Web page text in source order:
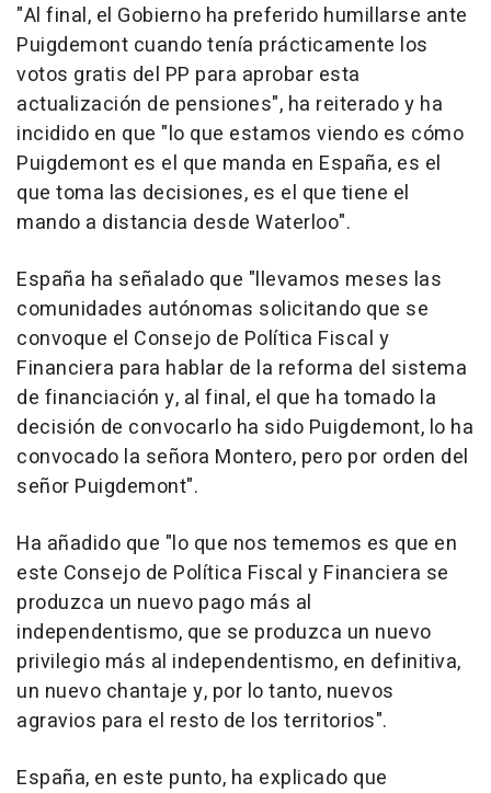
"Al final, el Gobierno ha preferido humillarse ante
Puigdemont cuando tenía prácticamente los
votos gratis del PP para aprobar esta
actualización de pensiones", ha reiterado y ha
incidido en que "lo que estamos viendo es cómo
Puigdemont es el que manda en España, es el
que toma las decisiones, es el que tiene el
mando a distancia desde Waterloo".
España ha señalado que "llevamos meses las
comunidades autónomas solicitando que se
convoque el Consejo de Política Fiscal y
Financiera para hablar de la reforma del sistema
de financiación y, al final, el que ha tomado la
decisión de convocarlo ha sido Puigdemont, lo ha
convocado la señora Montero, pero por orden del
señor Puigdemont".
Ha añadido que "lo que nos tememos es que en
este Consejo de Política Fiscal y Financiera se
produzca un nuevo pago más al
independentismo, que se produzca un nuevo
privilegio más al independentismo, en definitiva,
un nuevo chantaje y, por lo tanto, nuevos
agravios para el resto de los territorios".
España, en este punto, ha explicado que